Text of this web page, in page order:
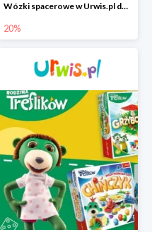
Wózki spacerowe w Urwis.pl do -20%
20%